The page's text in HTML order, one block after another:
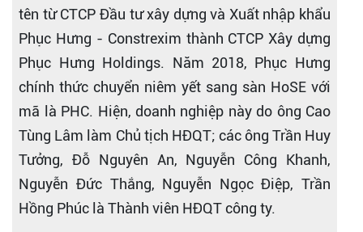
tên từ CTCP Đầu tư xây dựng và Xuất nhập khẩu
Phục Hưng - Constrexim thành CTCP Xây dựng
Phục Hưng Holdings. Năm 2018, Phục Hưng
chính thức chuyển niêm yết sang sàn HoSE với
mã là PHC. Hiện, doanh nghiệp này do ông Cao
Tùng Lâm làm Chủ tịch HĐQT; các ông Trần Huy
Tưởng, Đỗ Nguyên An, Nguyễn Công Khanh,
Nguyễn Đức Thắng, Nguyễn Ngọc Điệp, Trần
Hồng Phúc là Thành viên HĐQT công ty.